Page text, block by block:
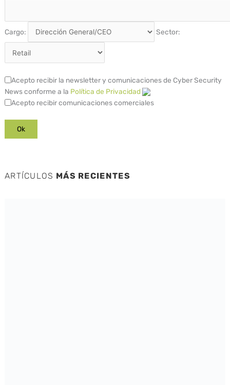
Cargo: Sector:
Acepto recibir la newsletter y comunicaciones de Cyber Security
News conforme a la Política de Privacidad
Acepto recibir comunicaciones comerciales
ARTÍCULOS MÁS RECIENTES